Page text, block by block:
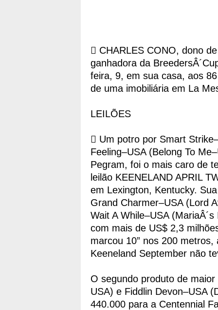
 CHARLES CONO, dono
ganhadora da
feira, 9, em sua casa, aos
de uma imobiliária em La
LEILÕES
 Um potro por Smart
Feeling–USA (Belong To
Pegram, foi o mais caro de
leilão KEENELAND APRIL
em Lexington, Kentucky.
Grand Charmer–USA (Lord
Wait A While–USA
com mais de US$ 2,3
marcou 10” nos 200
Keeneland September não
O segundo produto de
USA) e Fiddlin Devon–USA
440.000 para a Centennial